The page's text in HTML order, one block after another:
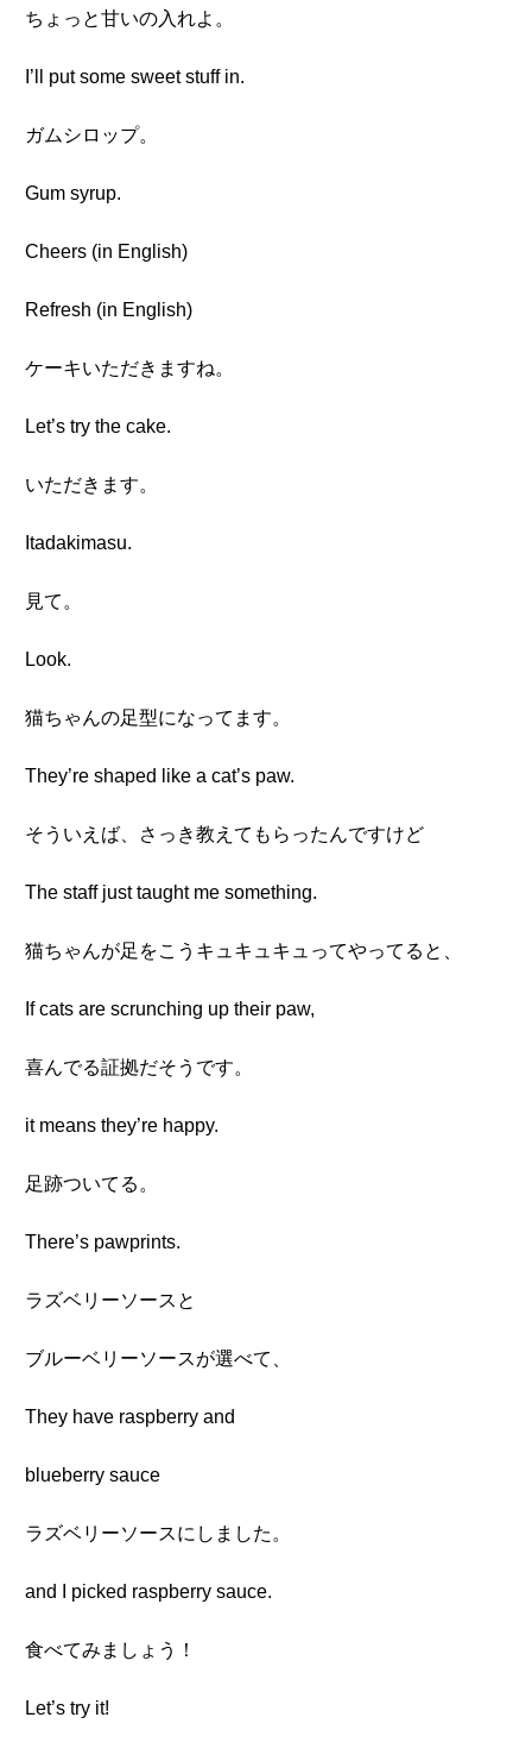
ちょっと甘いの入れよ。
I’ll put some sweet stuff in.
ガムシロップ。
Gum syrup.
Cheers (in English)
Refresh (in English)
ケーキいただきますね。
Let’s try the cake.
いただきます。
Itadakimasu.
見て。
Look.
猫ちゃんの足型になってます。
They’re shaped like a cat’s paw.
そういえば、さっき教えてもらったんですけど
The staff just taught me something.
猫ちゃんが足をこうキュキュキュってやってると、
If cats are scrunching up their paw,
喜んでる証拠だそうです。
it means they’re happy.
足跡ついてる。
There’s pawprints.
ラズベリーソースと
ブルーベリーソースが選べて、
They have raspberry and
blueberry sauce
ラズベリーソースにしました。
and I picked raspberry sauce.
食べてみましょう！
Let’s try it!